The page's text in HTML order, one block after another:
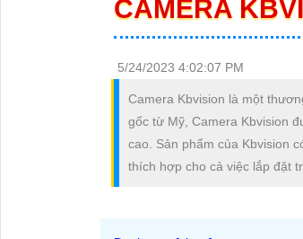
CAMERA
5/24/2023 4:02:07 PM
Camera Kbvision là một
gốc từ Mỹ, Camera Kbvision
cao. Sản phẩm của Kbvision
thích hợp cho cả việc lắp đặt